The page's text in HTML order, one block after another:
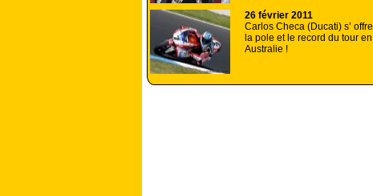
26 février 2011
Carlos Checa (Ducati) s’ offre
la pole et le record du tour en
Australie !